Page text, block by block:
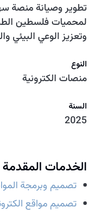
تطوير وصيانة منصة
لمحميات فلسطين
وتعزيز الوعي البيئي
النوع
منصات الكترونية
السنة
2025
الخدمات المقدمة
تصميم وبرمجة
تصميم مواقع